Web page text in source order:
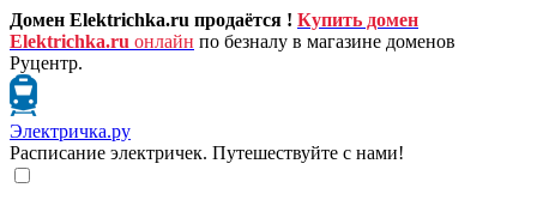
Домен Elektrichka.ru продаётся ! Купить домен
Elektrichka.ru онлайн по безналу в магазине доменов
Руцентр.
Электричка.ру
Расписание электричек. Путешествуйте с нами!